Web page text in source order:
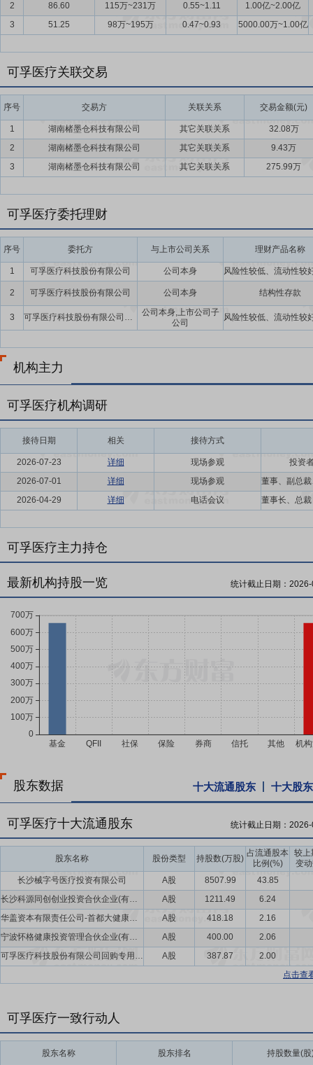
2 86.60 115万~231万 0.55~1.11
1.00亿~2.00亿
3
51.25 98万~195万 0.47~0.93 5000.00万~1.00亿
可孚医疗关联交易
序号 交易方 关联关系 交易金额(元)
1 湖南楮墨仓科技有限公司 其它关联关系
32.08万
2
湖南楮墨仓科技有限公司 其它关联关系
9.43万
3
湖南楮墨仓科技有限公司 其它关联关系 275.99万
可孚医疗委托理财
序号 委托方 与上市公司关系 理财产品名称
1 可孚医疗科技股份有限公司 公司本身
2 可孚医疗科技股份有限公司 公司本身 结构性存款
3 可孚医疗科技股份有限公司及子公司
公司本身,上市公司子
公司
机构主力
可孚医疗机构调研
接待日期 相关 接待方式
2026-07-23 详细 现场参观
投资
2026-07-01
详细
现场参观
2026-04-29
详细 电话会议
可孚医疗主力持仓
最新机构持股一览 统计截止日期：
股东数据 十大流通股东 十大股东
可孚医疗十大流通股东 统计截止日期：
股东名称 股份类型 持股数(万股)
占流通股本
比例(%)
较上
变
长沙械字号医疗投资有限公司
A股 8507.99
43.85
长沙科源同创创业投资合伙企业(有限合伙)
A股 1211.49
6.24
华盖资本有限责任公司-首都大健康产业(北京)基金(有限合伙)
A股 418.18
2.16
宁波怀格健康投资管理合伙企业(有限合伙)-宁波怀格共信创业投资合伙企业(有限合伙)
A股 400.00
2.06
可孚医疗科技股份有限公司回购专用证券账户
A股 387.87
2.00
点击查
可孚医疗一致行动人
股东名称 股东排名 持股数量(股